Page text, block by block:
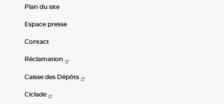
Plan du site
Espace presse
Contact
Réclamation
Caisse des Dépôts
Ciclade